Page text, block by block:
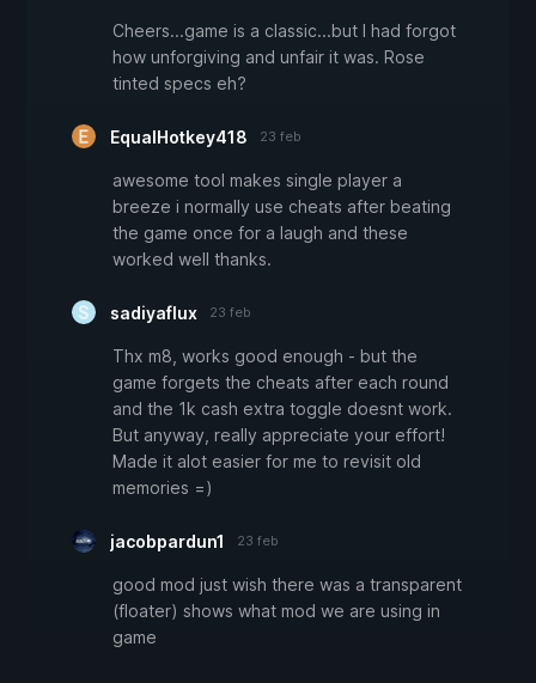
Cheers...game is a classic...but I had forgot
how unforgiving and unfair it was. Rose
tinted specs eh?
EqualHotkey418 23 feb
awesome tool makes single player a
breeze i normally use cheats after beating
the game once for a laugh and these
worked well thanks.
sadiyaflux 23 feb
Thx m8, works good enough - but the
game forgets the cheats after each round
and the 1k cash extra toggle doesnt work.
But anyway, really appreciate your effort!
Made it alot easier for me to revisit old
memories =)
jacobpardun1 23 feb
good mod just wish there was a transparent
(floater) shows what mod we are using in
game